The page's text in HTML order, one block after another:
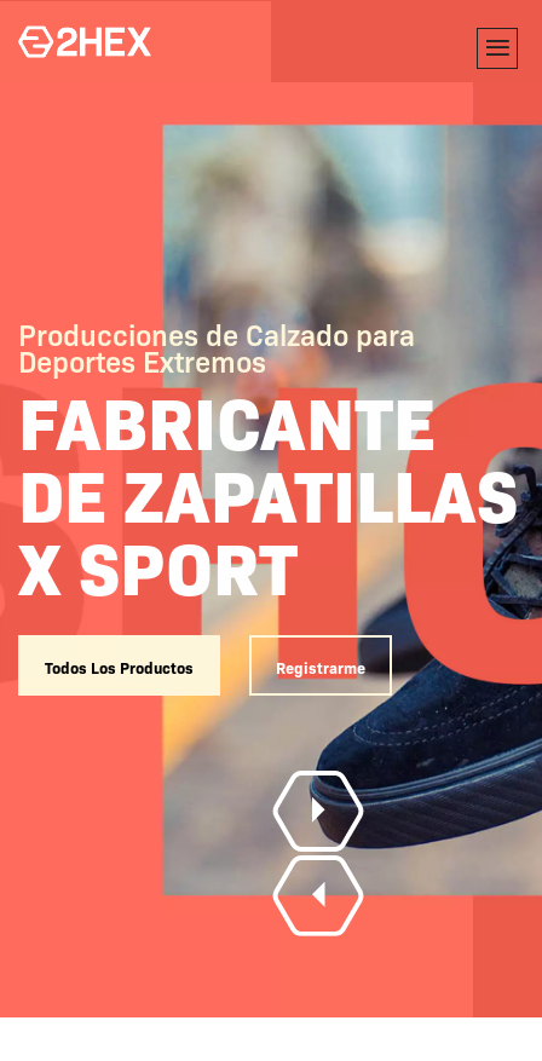
Producciones de Calzado para
Deportes Extremos
FABRICANTE
DE ZAPATILLAS
X SPORT
Todos Los Productos Registrarme